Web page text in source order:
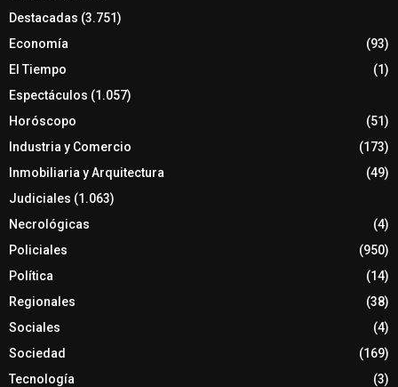
Destacadas (3.751)
Economía
(93)
El Tiempo
(1)
Espectáculos (1.057)
Horóscopo
(51)
Industria y Comercio
(173)
Inmobiliaria y Arquitectura
(49)
Judiciales (1.063)
Necrológicas
(4)
Policiales
(950)
Política
(14)
Regionales
(38)
Sociales
(4)
Sociedad
(169)
Tecnología
(3)